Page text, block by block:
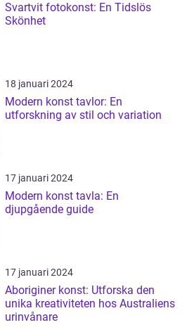
Svartvit fotokonst: En Tidslös
Skönhet
18 januari 2024
Modern konst tavlor: En
utforskning av stil och variation
17 januari 2024
Modern konst tavla: En
djupgående guide
17 januari 2024
Aboriginer konst: Utforska den
unika kreativiteten hos Australiens
urinvånare